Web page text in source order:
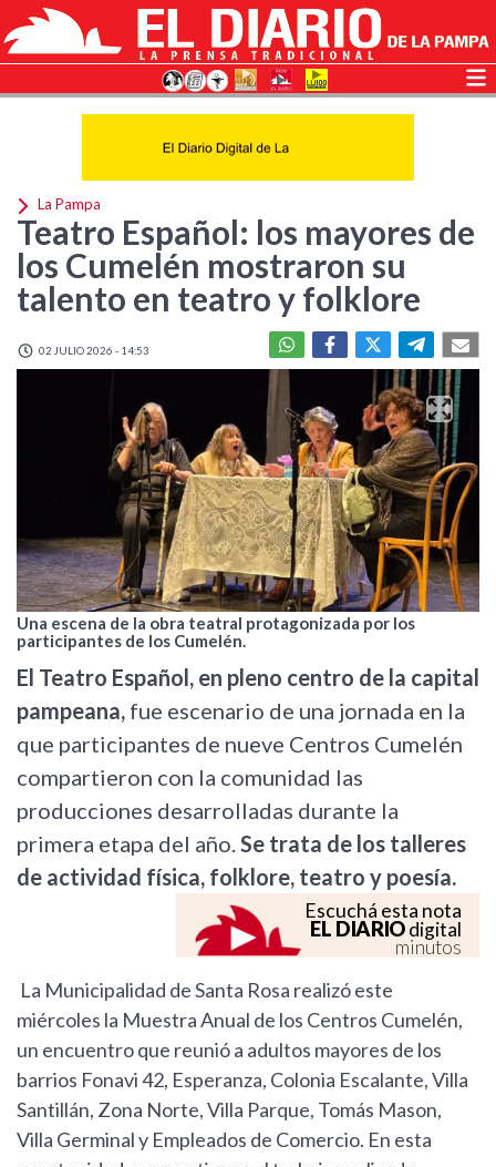
La Pampa
Teatro Español: los mayores de
los Cumelén mostraron su
talento en teatro y folklore
02 JULIO 2026 - 14:53
Una escena de la obra teatral protagonizada por los
participantes de los Cumelén.
El Teatro Español, en pleno centro de la capital
pampeana, fue escenario de una jornada en la
que participantes de nueve Centros Cumelén
compartieron con la comunidad las
producciones desarrolladas durante la
primera etapa del año.Se trata de los talleres
de actividad física, folklore, teatro y poesía.
Escuchá esta nota
EL DIARIOdigital
minutos
La Municipalidad de Santa Rosa realizó este
miércoles la Muestra Anual de los Centros Cumelén,
un encuentro que reunió a adultos mayores de los
barrios Fonavi 42, Esperanza, Colonia Escalante, Villa
Santillán, Zona Norte, Villa Parque, Tomás Mason,
Villa Germinal y Empleados de Comercio. En esta